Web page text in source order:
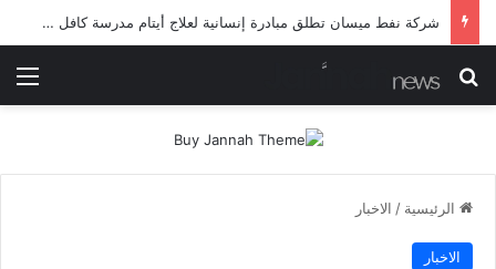
شرطة ميسان تلقي القبض على مطلقي العيارات النارية أثناء تشييع جنائزي في العمارة
بحث عن
الرئيسية / الاخبار
الاخبار